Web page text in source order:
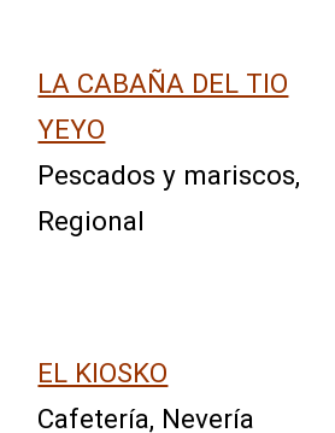
LA CABAÑA DEL TIO
YEYO
Pescados y mariscos,
Regional
EL KIOSKO
Cafetería, Nevería